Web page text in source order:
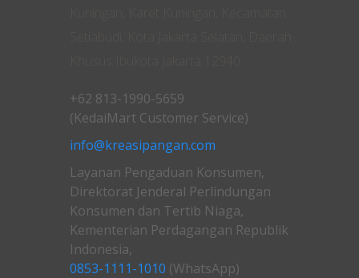
+62 813-1990-5659
(KedaiMart Customer Service)
info@kreasipangan.com
Layanan Pengaduan Konsumen,
Direktorat Jenderal Perlindungan
Konsumen dan Tertib Niaga,
Kementerian Perdagangan Republik
Indonesia,
0853-1111-1010 (WhatsApp)